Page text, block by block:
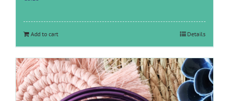
Add to cart Details